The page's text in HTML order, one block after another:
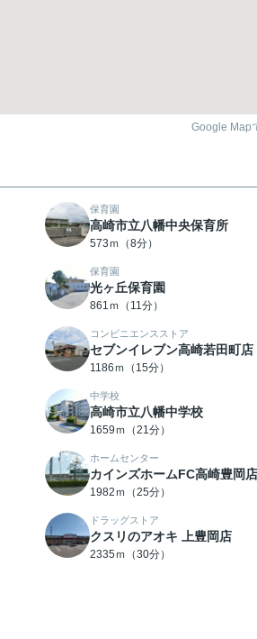
Google Map
保育園
高崎市立八幡中央保育所
573ｍ（8分）
保育園
光ヶ丘保育園
861ｍ（11分）
コンビニエンスストア
セブンイレブン高崎若田町店
1186ｍ（15分）
中学校
高崎市立八幡中学校
1659ｍ（21分）
ホームセンター
カインズホームFC高崎豊岡店
1982ｍ（25分）
ドラッグストア
クスリのアオキ 上豊岡店
2335ｍ（30分）